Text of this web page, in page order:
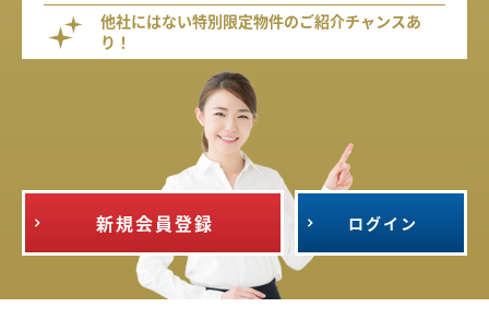
他社にはない特別限定物件のご紹介チャンスあ
り！
新規会員登録 ログイン